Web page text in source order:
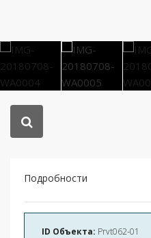
Подробности
ID Объекта: Prvt062-01